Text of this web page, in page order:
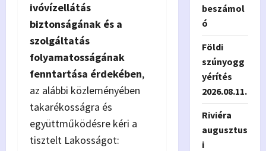
ivóvízellátás
biztonságának és a
szolgáltatás
folyamatosságának
fenntartása érdekében,
az alábbi közleményében
takarékosságra és
együttműködésre kéri a
tisztelt Lakosságot:
beszámol
ó
Földi
szúnyogg
yérítés
2026.08.11.
Riviéra
augusztus
i